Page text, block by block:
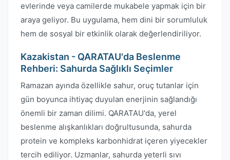
evlerinde veya camilerde mukabele yapmak için bir
araya geliyor. Bu uygulama, hem dini bir sorumluluk
hem de sosyal bir etkinlik olarak değerlendiriliyor.
Kazakistan - QARATAU'da Beslenme
Rehberi: Sahurda Sağlıklı Seçimler
Ramazan ayında özellikle sahur, oruç tutanlar için
gün boyunca ihtiyaç duyulan enerjinin sağlandığı
önemli bir zaman dilimi. QARATAU'da, yerel
beslenme alışkanlıkları doğrultusunda, sahurda
protein ve kompleks karbonhidrat içeren yiyecekler
tercih ediliyor. Uzmanlar, sahurda yeterli sıvı